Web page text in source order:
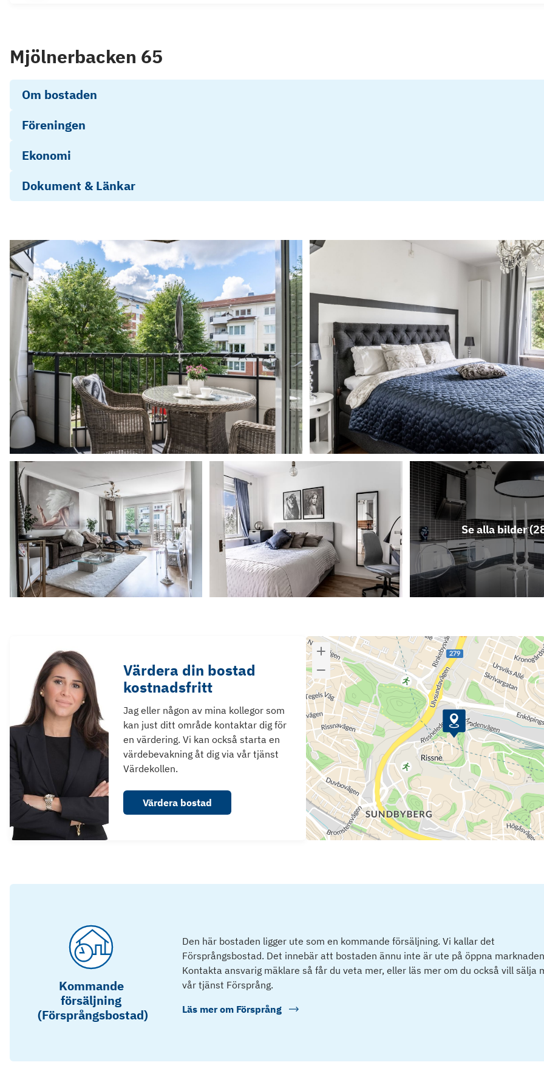
Mjölnerbacken 65
Om bostaden
Föreningen
Ekonomi
Dokument & Länkar
Årsredovisning 2025
Se alla bilder (
Värdera din bostad
kostnadsfritt
Jag eller någon av mina kollegor som
kan just ditt område kontaktar dig för
en värdering. Vi kan också starta en
värdebevakning åt dig via vår tjänst
Värdekollen.
Värdera bostad
Kommande
försäljning
(Försprångsbostad)
Den här bostaden ligger ute som en kommande försäljning. Vi kallar det
Försprångsbostad. Det innebär att bostaden ännu inte är ute på öppna
Kontakta ansvarig mäklare så får du veta mer, eller läs mer om du också vill sälja
vår tjänst Försprång.
Läs mer om Försprång